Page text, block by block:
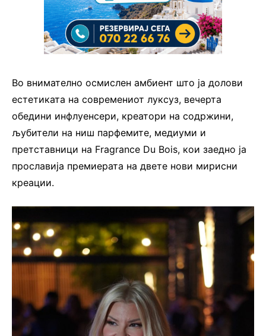
Во внимателно осмислен амбиент што ја долови
естетиката на современиот луксуз, вечерта
обедини инфлуенсери, креатори на содржини,
љубители на ниш парфемите, медиуми и
претставници на Fragrance Du Bois, кои заедно ја
прославија премиерата на двете нови мирисни
креации.